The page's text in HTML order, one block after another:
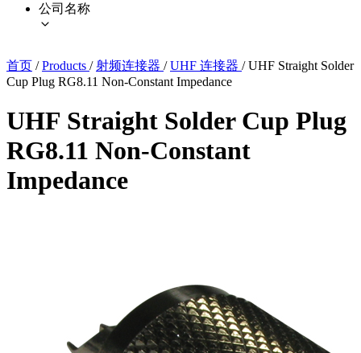
公司名称
首页 / Products / 射频连接器 / UHF 连接器 / UHF Straight Solder
Cup Plug RG8.11 Non-Constant Impedance
UHF Straight Solder Cup Plug
RG8.11 Non-Constant
Impedance